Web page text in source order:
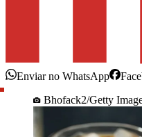
Enviar no WhatsApp
Bhofack2/Getty